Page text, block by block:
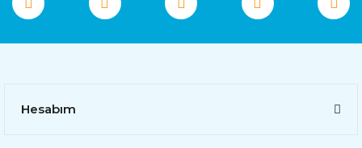
Hesabım